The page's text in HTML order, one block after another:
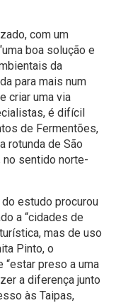
com um
boa solução e
da
para mais num
criar uma via
é difícil
de Fermentões,
rotunda de São
no sentido norte-
estudo procurou
a “cidades de
mas de uso
Pinto, o
“estar preso a uma
a diferença junto
às Taipas,